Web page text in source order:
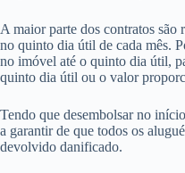
A maior parte dos contratos são
no quinto dia útil de cada mês.
no imóvel até o quinto dia útil,
quinto dia útil ou o valor
Tendo que desembolsar no
a garantir de que todos os
devolvido danificado.